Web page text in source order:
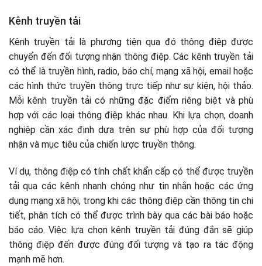
Kênh truyền tải
Kênh truyền tải là phương tiện qua đó thông điệp được
chuyển đến đối tượng nhận thông điệp. Các kênh truyền tải
có thể là truyền hình, radio, báo chí, mạng xã hội, email hoặc
các hình thức truyền thông trực tiếp như sự kiện, hội thảo.
Mỗi kênh truyền tải có những đặc điểm riêng biệt và phù
hợp với các loại thông điệp khác nhau. Khi lựa chọn, doanh
nghiệp cần xác định dựa trên sự phù hợp của đối tượng
nhận và mục tiêu của chiến lược truyền thông.
Ví dụ, thông điệp có tính chất khẩn cấp có thể được truyền
tải qua các kênh nhanh chóng như tin nhắn hoặc các ứng
dụng mạng xã hội, trong khi các thông điệp cần thông tin chi
tiết, phân tích có thể được trình bày qua các bài báo hoặc
báo cáo. Việc lựa chọn kênh truyền tải đúng đắn sẽ giúp
thông điệp đến được đúng đối tượng và tạo ra tác động
mạnh mẽ hơn.